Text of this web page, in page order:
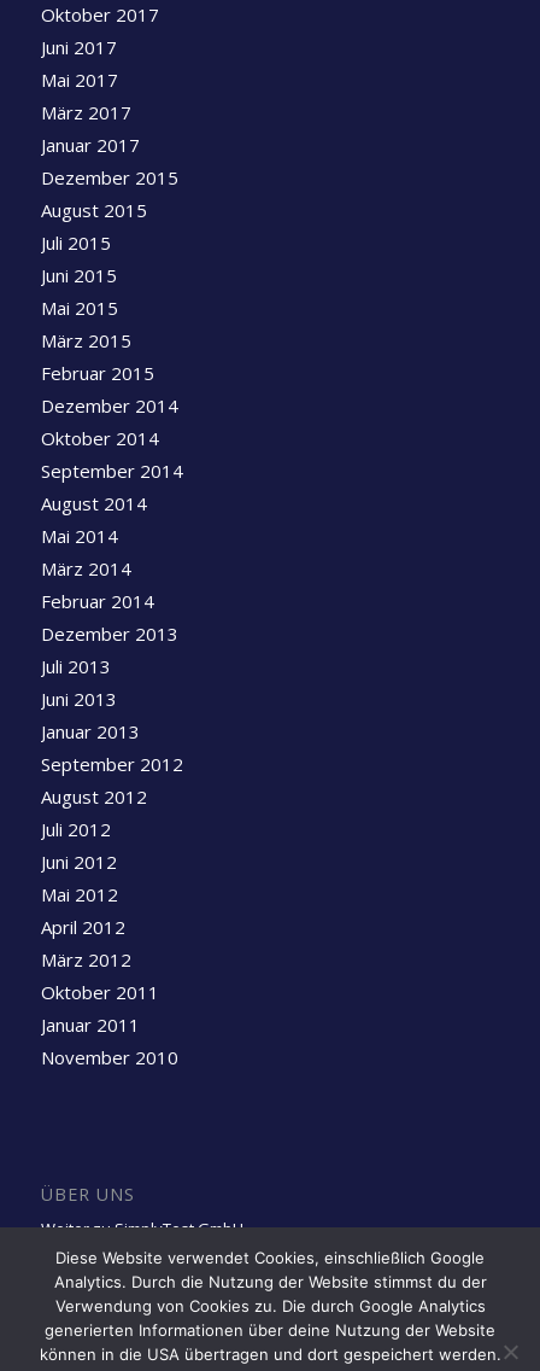
Oktober 2017
Juni 2017
Mai 2017
März 2017
Januar 2017
Dezember 2015
August 2015
Juli 2015
Juni 2015
Mai 2015
März 2015
Februar 2015
Dezember 2014
Oktober 2014
September 2014
August 2014
Mai 2014
März 2014
Februar 2014
Dezember 2013
Juli 2013
Juni 2013
Januar 2013
September 2012
August 2012
Juli 2012
Juni 2012
Mai 2012
April 2012
März 2012
Oktober 2011
Januar 2011
November 2010
ÜBER UNS
Weiter zu SimplyTest GmbH
Folge uns auf LinkedIn
Diese Website verwendet Cookies, einschließlich Google
Analytics. Durch die Nutzung der Website stimmst du der
Verwendung von Cookies zu. Die durch Google Analytics
generierten Informationen über deine Nutzung der Website
können in die USA übertragen und dort gespeichert werden.